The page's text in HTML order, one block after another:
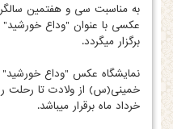
به مناسبت سی و هفتمین
عکسی با عنوان "وداع
برگزار میگردد.
نمایشگاه عکس "وداع خورشید"
خرداد ماه برقرار میباشد.